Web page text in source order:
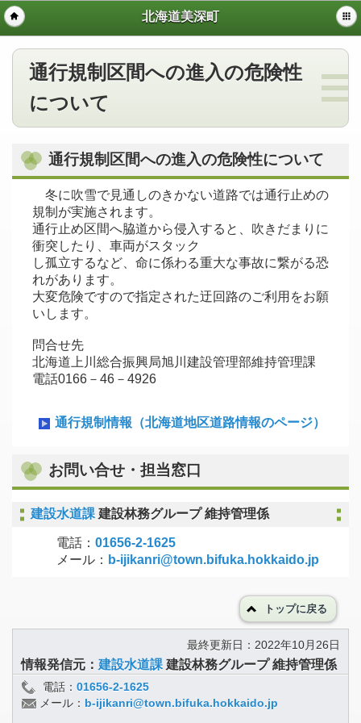
北海道美深町
通行規制区間への進入の危険性
について
通行規制区間への進入の危険性について
冬に吹雪で見通しのきかない道路では通行止めの
規制が実施されます。
通行止め区間へ脇道から侵入すると、吹きだまりに
衝突したり、車両がスタック
し孤立するなど、命に係わる重大な事故に繋がる恐
れがあります。
大変危険ですので指定された迂回路のご利用をお願
いします。
問合せ先
北海道上川総合振興局旭川建設管理部維持管理課
電話0166－46－4926
通行規制情報（北海道地区道路情報のページ）
お問い合せ・担当窓口
建設水道課 建設林務グループ 維持管理係
電話： 01656-2-1625
メール： b-ijikanri@town.bifuka.hokkaido.jp
トップに戻る
最終更新日：2022年10月26日
情報発信元： 建設水道課 建設林務グループ 維持管理係
電話： 01656-2-1625
メール： b-ijikanri@town.bifuka.hokkaido.jp